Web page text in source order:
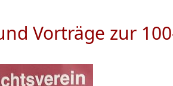
Vorträge zur